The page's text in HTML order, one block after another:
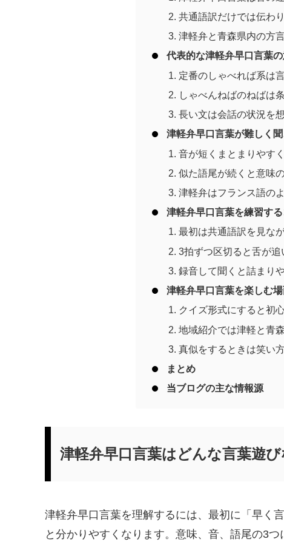
共通語訳だけでは伝わ
津軽弁と青森県内の方
代表的な津軽弁早口言葉
定番のしゃべれば系は
しゃべんねばのねばは
長い文は会話の状況を
津軽弁早口言葉が難しく
音が短くまとまりやす
似た語尾が続くと意味
津軽弁はフランス語の
津軽弁早口言葉を練習す
最初は共通語訳を見な
3拍ずつ区切ると舌が追
録音して聞くと詰まり
津軽弁早口言葉を楽しむ
クイズ形式にすると初
地域紹介では津軽と青
真似をするときは笑い
まとめ
当ブログの主な情報源
津軽弁早口言葉はどんな言葉遊
津軽弁早口言葉を理解するには、最初に「早く
と分かりやすくなります。意味、音、語尾の3